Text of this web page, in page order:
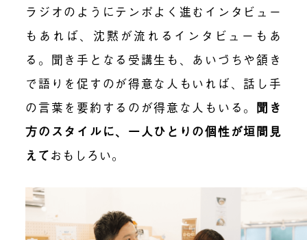
ラジオのようにテンポよく進むインタビュー
もあれば、沈黙が流れるインタビューもあ
る。聞き手となる受講生も、あいづちや頷き
で語りを促すのが得意な人もいれば、話し手
の言葉を要約するのが得意な人もいる。 聞き
方のスタイルに、一人ひとりの個性が垣間見
えておもしろい。